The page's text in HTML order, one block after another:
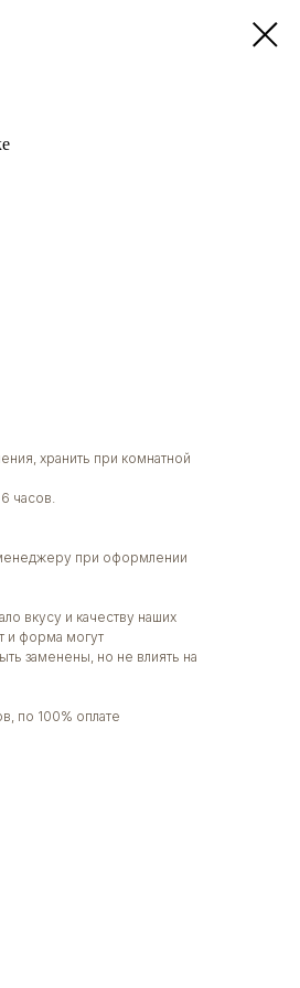
хранить при комнатной
часов.
при оформлении
вкусу и качеству наших
и форма могут
заменены, но не влиять на
по 100% оплате